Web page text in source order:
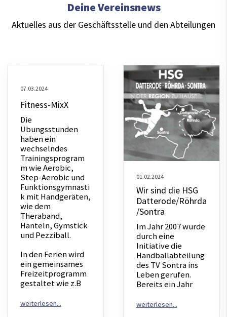
Deine Vereinsnews
Aktuelles aus der Geschäftsstelle und den Abteilungen
07.03.2024
Fitness-MixX
Die
Übungsstunden
haben ein
wechselndes
Trainingsprogram
m wie Aerobic,
Step-Aerobic und
Funktionsgymnasti
k mit Handgeräten,
wie dem
Theraband,
Hanteln, Gymstick
und Pezziball.
In den Ferien wird
ein gemeinsames
Freizeitprogramm
gestaltet wie z.B
01.02.2024
Wir sind die HSG
Datterode/Röhrda
/Sontra
Im Jahr 2007 wurde
durch eine
Initiative die
Handballabteilung
des TV Sontra ins
Leben gerufen.
Bereits ein Jahr